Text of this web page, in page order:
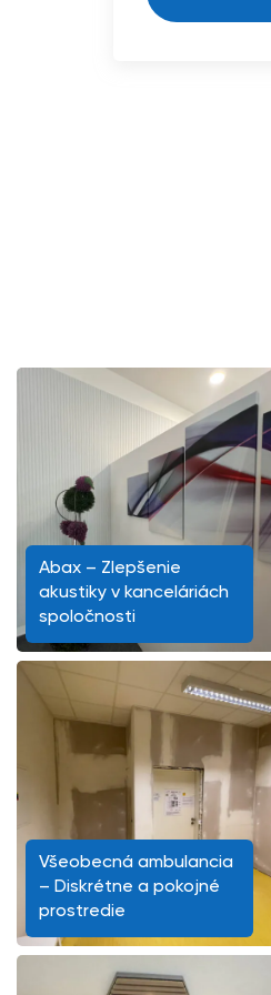
Abax – Zlepšenie
akustiky v kanceláriách
spoločnosti
Všeobecná ambulancia
– Diskrétne a pokojné
prostredie